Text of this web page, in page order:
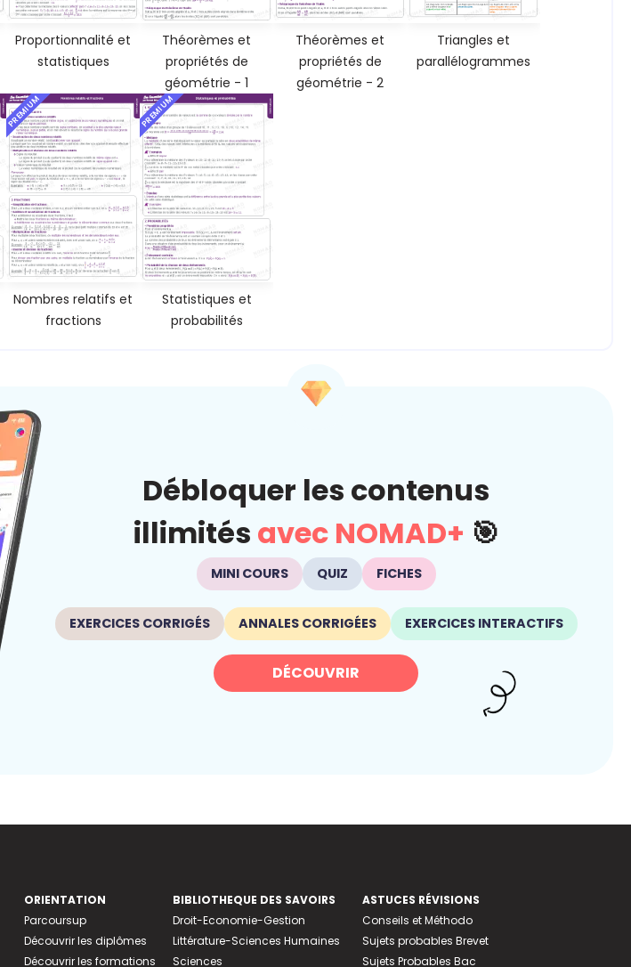
Proportionnalité et
statistiques
Théorèmes et
propriétés de
géométrie - 1
Théorèmes et
propriétés de
géométrie - 2
Triangles et
parallélogrammes
PREMIUM
Nombres relatifs et
fractions
PREMIUM
Statistiques et
probabilités
Débloquer les contenus
illimités avec NOMAD+ 🎯
MINI COURS QUIZ FICHES
EXERCICES CORRIGÉS ANNALES CORRIGÉES EXERCICES INTERACTIFS
DÉCOUVRIR
ORIENTATION
Parcoursup
Découvrir les diplômes
Découvrir les formations
BIBLIOTHEQUE DES SAVOIRS
Droit-Economie-Gestion
Littérature-Sciences Humaines
Sciences
ASTUCES RÉVISIONS
Conseils et Méthodo
Sujets probables Brevet
Sujets Probables Bac